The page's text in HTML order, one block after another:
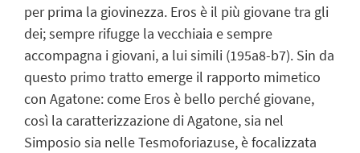
per prima la giovinezza. Eros è il più giovane tra gli
dei; sempre rifugge la vecchiaia e sempre
accompagna i giovani, a lui simili (195a8-b7). Sin da
questo primo tratto emerge il rapporto mimetico
con Agatone: come Eros è bello perché giovane,
così la caratterizzazione di Agatone, sia nel
Simposio sia nelle Tesmoforiazuse, è focalizzata